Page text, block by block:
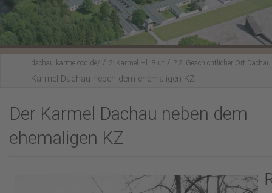
Karmel-Spiritualität
Fürbittgebet
Mitbeten
Hl. Messe feiern?
Aktuelles
dachau.karmelocd.de/ / 2: Karmel Hl. Blut / 2.2: Geschichtlicher Ort Dachau
Karmel Dachau neben dem ehemaligen KZ
Der Karmel Dachau neben dem
ehemaligen KZ